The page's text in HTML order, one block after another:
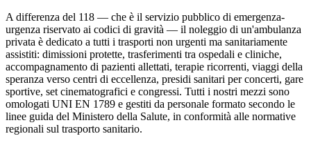
A differenza del 118 — che è il servizio pubblico di emergenza-
urgenza riservato ai codici di gravità — il noleggio di un'ambulanza
privata è dedicato a tutti i trasporti non urgenti ma sanitariamente
assistiti: dimissioni protette, trasferimenti tra ospedali e cliniche,
accompagnamento di pazienti allettati, terapie ricorrenti, viaggi della
speranza verso centri di eccellenza, presidi sanitari per concerti, gare
sportive, set cinematografici e congressi. Tutti i nostri mezzi sono
omologati UNI EN 1789 e gestiti da personale formato secondo le
linee guida del Ministero della Salute, in conformità alle normative
regionali sul trasporto sanitario.